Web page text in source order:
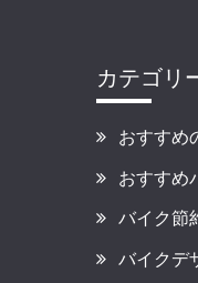
カテゴリ
おすすめ
おすすめ
バイク節
バイクデ